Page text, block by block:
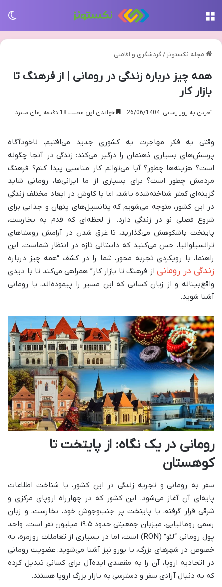
مجله نکستونز /گردشگری و اقامتی
همه چیز درباره زندگی در رومانی | از فرهنگ تا
بازار کار
آخرین به روز رسانی: 26/06/1404 خواندن این مطلب 18 دقیقه زمان میبرد
وقتی به فکر مهاجرت به کشوری جدید می‌افتیم، ناخودآگاه
پرسش‌های بسیاری ذهنمان را درگیر می‌کند: زندگی در آنجا چگونه
است؟ هزینه‌ها چطور؟ آیا می‌توانم کار مناسبی پیدا کنم؟ فرهنگ
مردمش چطور است؟ برای بسیاری از ما ایرانی‌ها، رومانی شاید
گزینه‌ای کمتر شناخته‌شده باشد، اما با کاوش در ابعاد مختلف زندگی
در این کشور، متوجه می‌شویم که پتانسیل‌های پنهان و جذابی برای
شروع فصلی نو در زندگی دارد. از لحظه‌ای که قدم به بخارست،
پایتخت باشکوهش می‌گذارید، تا غرق شدن در آرامش روستاهای
ترانسیلوانیا، حس می‌کنید که داستانی تازه در انتظار شماست. این
راهنما، با رویکردی تجربه محور، شما را در کشف “همه چیز درباره
زندگی در رومانی از فرهنگ تا بازار کار” همراهی می‌کند تا با دیدی
واقع‌بینانه و از زبان کسانی که این مسیر را پیموده‌اند، با رومانی
آشنا شوید.
رومانی در یک نگاه: از پایتخت تا
کوهستان
سفر به رومانی و تجربه زندگی در این کشور، با شناخت اطلاعات
پایه‌ای آن آغاز می‌شود. این کشور که در چهارراه اروپای مرکزی و
شرقی قرار گرفته، با پایتخت پر جنب‌وجوش خود، بخارست، و زبان
رسمی رومانیایی، میزبان جمعیتی حدود ۱۹.۵ میلیون نفر است. واحد
پول رومانی “لئو” (RON) است، اما در بسیاری از تعاملات روزمره، به
خصوص در شهرهای بزرگ، با یورو نیز آشنا می‌شوید. عضویت رومانی
در اتحادیه اروپا، آن را به مقصدی ایده‌آل برای کسانی تبدیل کرده
که به دنبال آزادی سفر و دسترسی به بازار بزرگ اروپا هستند.